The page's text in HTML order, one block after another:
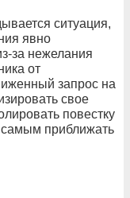
ситуация,
явно
за нежелания
от
запрос на
свое
повестку
приближать